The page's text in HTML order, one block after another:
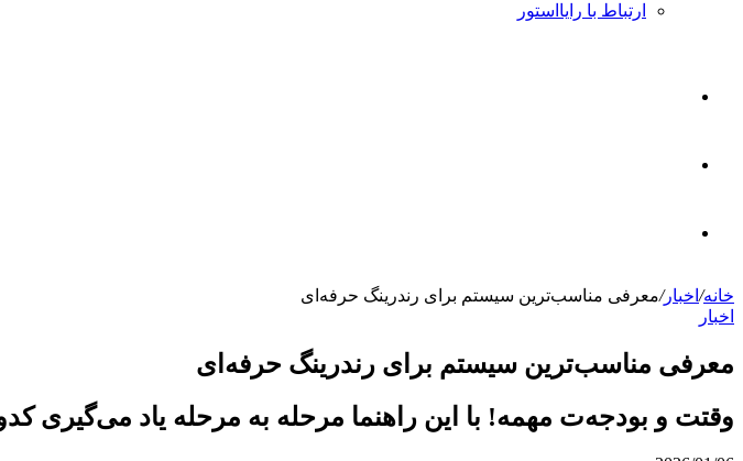
ارتباط با رایااستور
برای خانه/ اخبار/معرفی مناسب‌ترین سیستم برای رندرینگ حرفه‌ای
اخبار
معرفی مناسب‌ترین سیستم برای رندرینگ حرفه‌ای
وقتت و بودجه‌ت مهمه! با این راهنما مرحله به مرحله یاد می‌گیری